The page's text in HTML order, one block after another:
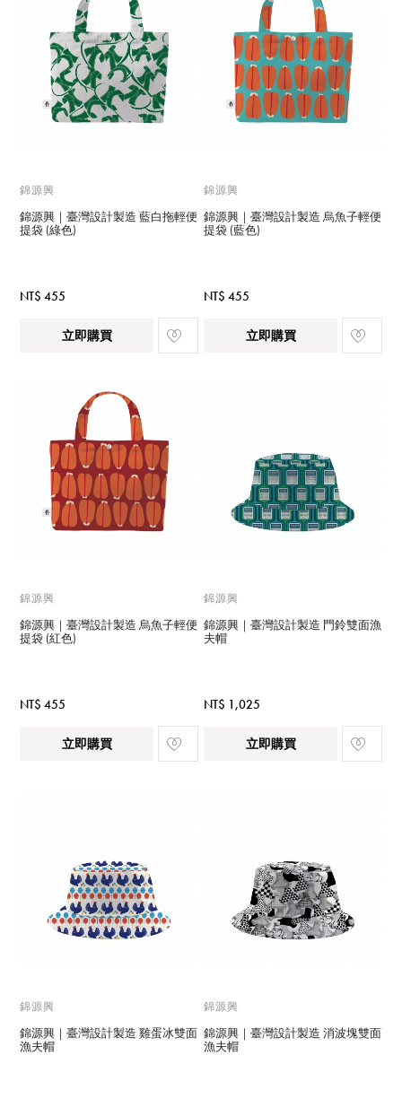
錦源興
錦源興｜臺灣設計製造 藍白拖輕便
提袋 (綠色)
NT$ 455
立即購買
錦源興
錦源興｜臺灣設計製造 烏魚子輕便
提袋 (藍色)
NT$ 455
立即購買
錦源興
錦源興｜臺灣設計製造 烏魚子輕便
提袋 (紅色)
NT$ 455
立即購買
錦源興
錦源興｜臺灣設計製造 門鈴雙面漁
夫帽
NT$ 1,025
立即購買
錦源興
錦源興｜臺灣設計製造 雞蛋冰雙面
漁夫帽
錦源興
錦源興｜臺灣設計製造 消波塊雙面
漁夫帽